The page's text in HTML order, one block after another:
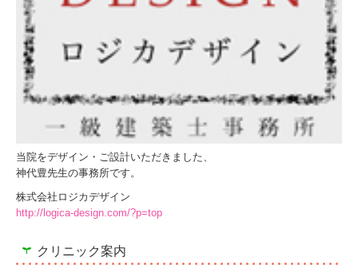
当院をデザイン・ご設計いただきました、
神代豊先生の事務所です。
株式会社ロジカデザイン
http://logica-design.com/?p=top
クリニック案内